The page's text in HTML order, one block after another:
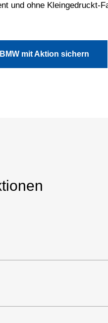
und ohne Kleingedruckt-
mit Aktion sichern